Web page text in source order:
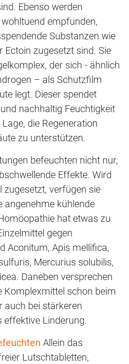
Ebenso werden
empfunden,
Substanzen wie
Ectoin zugesetzt sind. Sie
der sich - ähnlich
– als Schutzfilm
legt. Dieser spendet
nachhaltig Feuchtigkeit
die Regeneration
zu unterstützen.
befeuchten nicht nur,
Effekte. Wird
zugesetzt, verfügen sie
angenehme kühlende
hat etwas zu
gegen
Aconitum, Apis mellifica,
Mercurius solubilis,
Daneben versprechen
Komplexmittel schon beim
auch bei stärkeren
effektive Linderung.
Allein das
Lutschtabletten,